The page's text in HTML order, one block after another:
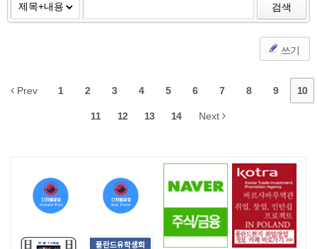
검색
쓰기
Prev 1 2 3 4 5 6 7 8 9 10
11 12 13 14 Next